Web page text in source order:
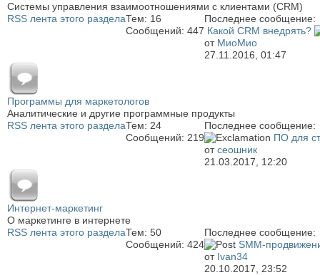
Системы управления взаимоотношениями с клиентами (CRM)
RSS лента этого разделаТем: 16
Сообщений: 447
Последнее сообщение:
Какой CRM внедрять?
от МиоМио
27.11.2016, 01:47
Программы для маркетологов
Аналитические и другие программные продукты
RSS лента этого разделаТем: 24
Сообщений: 219
Последнее сообщение:
ПО для
отсеошник
21.03.2017, 12:20
Интернет-маркетинг
О маркетинге в интернете
RSS лента этого разделаТем: 50
Сообщений: 424
Последнее сообщение:
SMM-
от Ivan34
20.10.2017, 23:52